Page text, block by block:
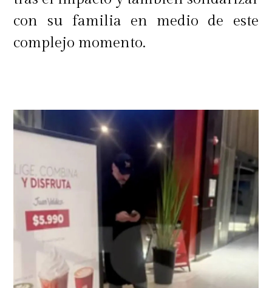
con su familia en medio de este
complejo momento.